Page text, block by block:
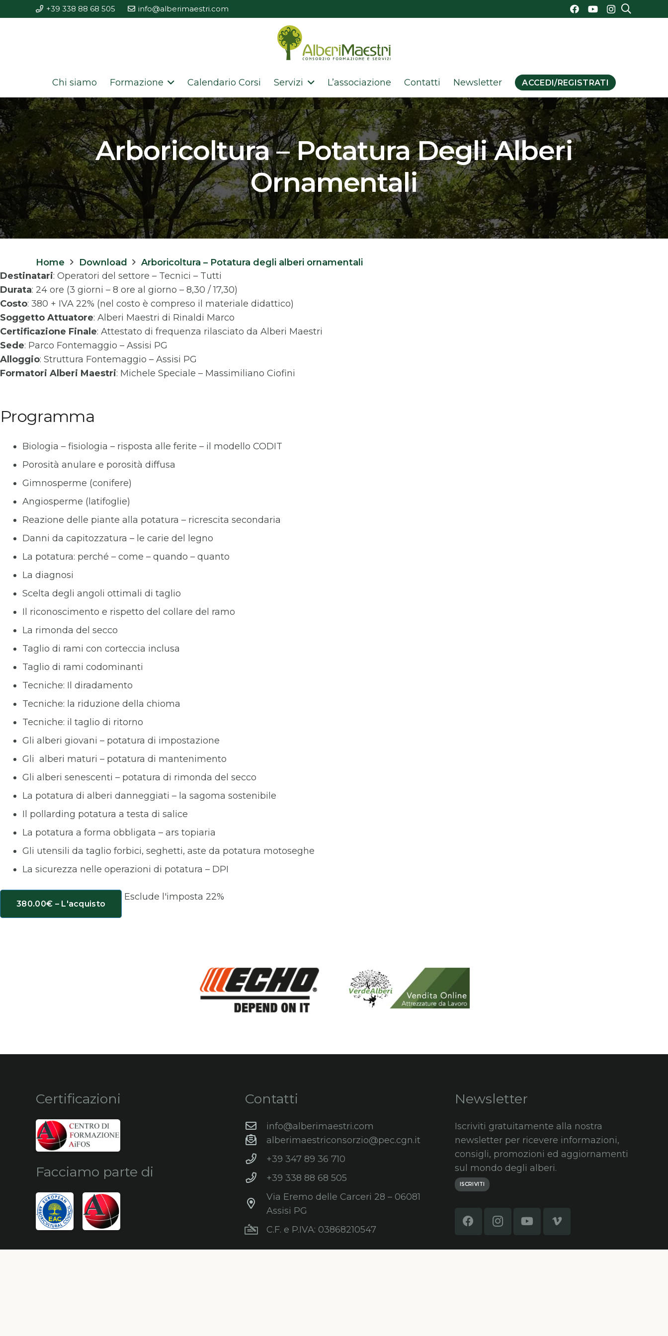
+39 338 88 68 505 info@alberimaestri.com
Chi siamo Formazione Calendario Corsi Servizi L’associazione Contatti Newsletter ACCEDI/REGISTRATI
Arboricoltura – Potatura Degli Alberi
Ornamentali
Home Download
Arboricoltura – Potatura degli alberi ornamentali
Destinatari: Operatori del settore – Tecnici – Tutti
Durata: 24 ore (3 giorni – 8 ore al giorno – 8,30 / 17,30)
Costo: 380 + IVA 22% (nel costo è compreso il materiale didattico)
Soggetto Attuatore: Alberi Maestri di Rinaldi Marco
Certificazione Finale: Attestato di frequenza rilasciato da Alberi Maestri
Sede: Parco Fontemaggio – Assisi PG
Alloggio: Struttura Fontemaggio – Assisi PG
Formatori Alberi Maestri: Michele Speciale – Massimiliano Ciofini
Programma
Biologia – fisiologia – risposta alle ferite – il modello CODIT
Porosità anulare e porosità diffusa
Gimnosperme (conifere)
Angiosperme (latifoglie)
Reazione delle piante alla potatura – ricrescita secondaria
Danni da capitozzatura – le carie del legno
La potatura: perché – come – quando – quanto
La diagnosi
Scelta degli angoli ottimali di taglio
Il riconoscimento e rispetto del collare del ramo
La rimonda del secco
Taglio di rami con corteccia inclusa
Taglio di rami codominanti
Tecniche: Il diradamento
Tecniche: la riduzione della chioma
Tecniche: il taglio di ritorno
Gli alberi giovani – potatura di impostazione
Gli alberi maturi – potatura di mantenimento
Gli alberi senescenti – potatura di rimonda del secco
La potatura di alberi danneggiati – la sagoma sostenibile
Il pollarding potatura a testa di salice
La potatura a forma obbligata – ars topiaria
Gli utensili da taglio forbici, seghetti, aste da potatura motoseghe
La sicurezza nelle operazioni di potatura – DPI
380.00€ – L'acquisto
Esclude l'imposta 22%
Certificazioni
Facciamo parte di
Contatti
info@alberimaestri.com
alberimaestriconsorzio@pec.cgn.it
+39 347 89 36 710
+39 338 88 68 505
Via Eremo delle Carceri 28 – 06081
Assisi PG
C.F. e P.IVA: 03868210547
Newsletter
Iscriviti gratuitamente alla nostra
newsletter per ricevere informazioni,
consigli, promozioni ed aggiornamenti
sul mondo degli alberi.
ISCRIVITI